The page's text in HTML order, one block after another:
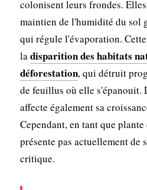
colonisent leurs frondes.
maintien de l'humidité du sol
qui régule l'évaporation.
ladisparition des habitats
déforestation, qui détruit
de feuillus où elle s'épanouit.
affecte également sa
Cependant, en tant que
présente pas actuellement de
critique.